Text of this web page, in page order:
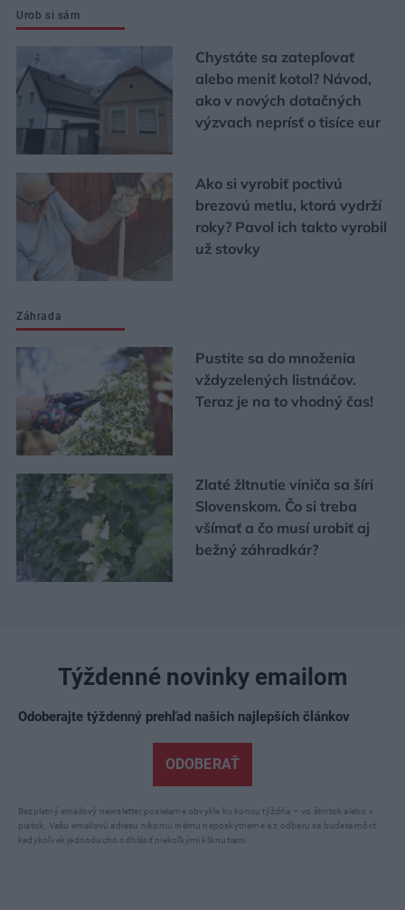
Urob si sám
Chystáte sa zatepľovať
alebo meniť kotol? Návod,
ako v nových dotačných
výzvach neprísť o tisíce eur
Ako si vyrobiť poctivú
brezovú metlu, ktorá vydrží
roky? Pavol ich takto vyrobil
už stovky
Záhrada
Pustite sa do množenia
vždyzelených listnáčov.
Teraz je na to vhodný čas!
Zlaté žltnutie viniča sa šíri
Slovenskom. Čo si treba
všímať a čo musí urobiť aj
bežný záhradkár?
Týždenné novinky emailom
Odoberajte týždenný prehľad našich najlepších článkov
ODOBERAŤ
Bezplatný emailový newsletter posielame obvykle ku koncu týždňa – vo štvrtok alebo v
piatok. Vašu emailovú adresu nikomu inému neposkytneme a z odberu sa budete môcť
kedykoľvek jednoducho odhlásiť niekoľkými kliknutiami.